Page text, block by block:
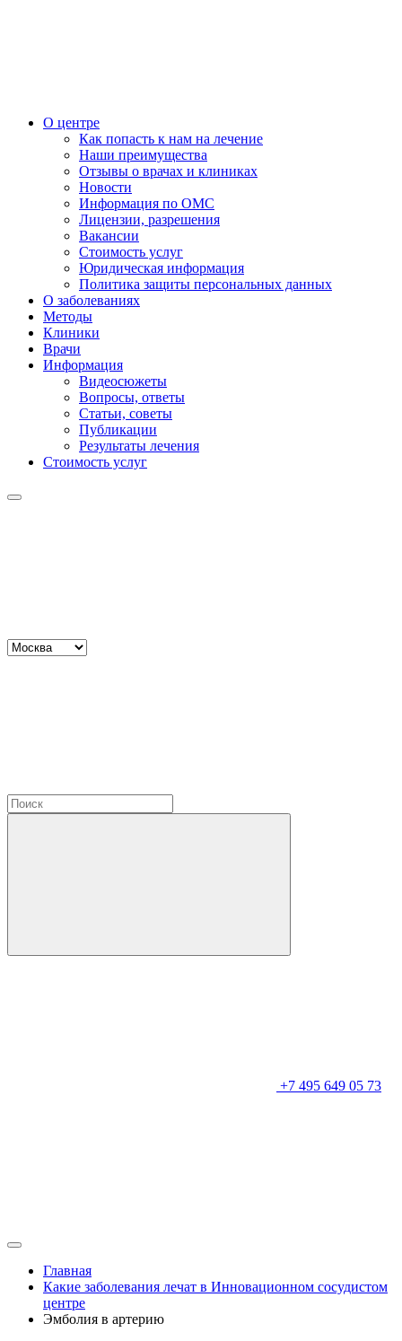
О центре
Как попасть к нам на лечение
Наши преимущества
Отзывы о врачах и клиниках
Новости
Информация по ОМС
Лицензии, разрешения
Вакансии
Стоимость услуг
Юридическая информация
Политика защиты персональных данных
О заболеваниях
Методы
Клиники
Врачи
Информация
Видеосюжеты
Вопросы, ответы
Статьи, советы
Публикации
Результаты лечения
Стоимость услуг
+7 495 649 05 73
Главная
Какие заболевания лечат в Инновационном сосудистом
центре
Эмболия в артерию